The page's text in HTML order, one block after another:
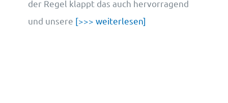
der Regel klappt das auch hervorragend
und unsere [>>> weiterlesen]